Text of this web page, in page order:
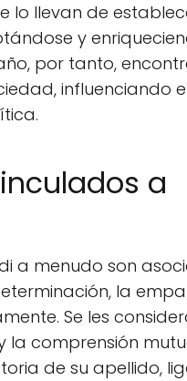
lo llevan de
y
por tanto,
influenciando
a
a menudo son
la
Se les
la comprensión
de su apellido,